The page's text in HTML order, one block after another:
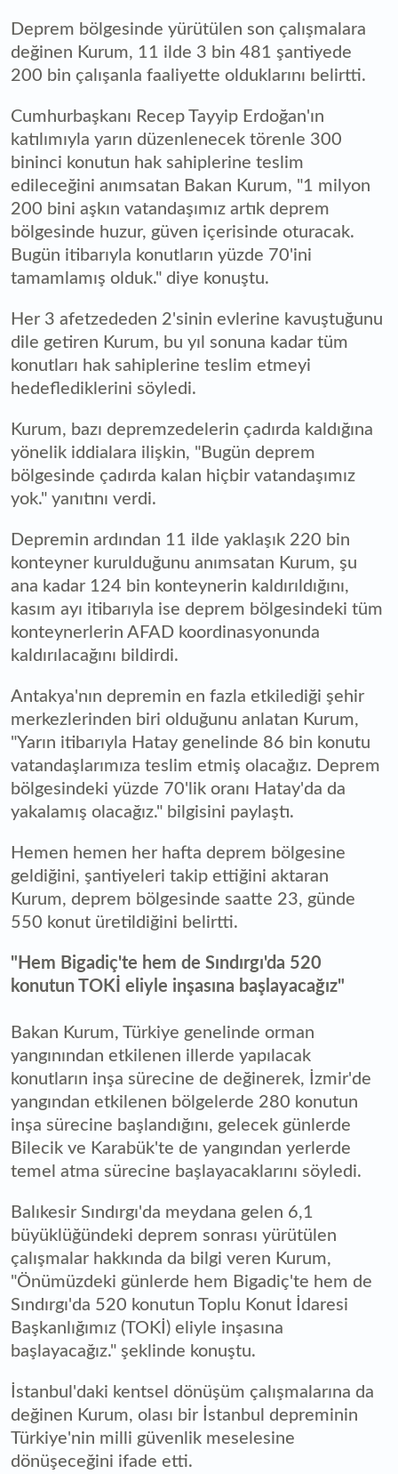
Deprem bölgesinde yürütülen son çalışmalara
değinen Kurum, 11 ilde 3 bin 481 şantiyede
200 bin çalışanla faaliyette olduklarını belirtti.
Cumhurbaşkanı Recep Tayyip Erdoğan'ın
katılımıyla yarın düzenlenecek törenle 300
bininci konutun hak sahiplerine teslim
edileceğini anımsatan Bakan Kurum, "1 milyon
200 bini aşkın vatandaşımız artık deprem
bölgesinde huzur, güven içerisinde oturacak.
Bugün itibarıyla konutların yüzde 70'ini
tamamlamış olduk." diye konuştu.
Her 3 afetzededen 2'sinin evlerine kavuştuğunu
dile getiren Kurum, bu yıl sonuna kadar tüm
konutları hak sahiplerine teslim etmeyi
hedeflediklerini söyledi.
Kurum, bazı depremzedelerin çadırda kaldığına
yönelik iddialara ilişkin, "Bugün deprem
bölgesinde çadırda kalan hiçbir vatandaşımız
yok." yanıtını verdi.
Depremin ardından 11 ilde yaklaşık 220 bin
konteyner kurulduğunu anımsatan Kurum, şu
ana kadar 124 bin konteynerin kaldırıldığını,
kasım ayı itibarıyla ise deprem bölgesindeki tüm
konteynerlerin AFAD koordinasyonunda
kaldırılacağını bildirdi.
Antakya'nın depremin en fazla etkilediği şehir
merkezlerinden biri olduğunu anlatan Kurum,
"Yarın itibarıyla Hatay genelinde 86 bin konutu
vatandaşlarımıza teslim etmiş olacağız. Deprem
bölgesindeki yüzde 70'lik oranı Hatay'da da
yakalamış olacağız." bilgisini paylaştı.
Hemen hemen her hafta deprem bölgesine
geldiğini, şantiyeleri takip ettiğini aktaran
Kurum, deprem bölgesinde saatte 23, günde
550 konut üretildiğini belirtti.
"Hem Bigadiç'te hem de Sındırgı'da 520
konutun TOKİ eliyle inşasına başlayacağız"
Bakan Kurum, Türkiye genelinde orman
yangınından etkilenen illerde yapılacak
konutların inşa sürecine de değinerek, İzmir'de
yangından etkilenen bölgelerde 280 konutun
inşa sürecine başlandığını, gelecek günlerde
Bilecik ve Karabük'te de yangından yerlerde
temel atma sürecine başlayacaklarını söyledi.
Balıkesir Sındırgı'da meydana gelen 6,1
büyüklüğündeki deprem sonrası yürütülen
çalışmalar hakkında da bilgi veren Kurum,
"Önümüzdeki günlerde hem Bigadiç'te hem de
Sındırgı'da 520 konutun Toplu Konut İdaresi
Başkanlığımız (TOKİ) eliyle inşasına
başlayacağız." şeklinde konuştu.
İstanbul'daki kentsel dönüşüm çalışmalarına da
değinen Kurum, olası bir İstanbul depreminin
Türkiye'nin milli güvenlik meselesine
dönüşeceğini ifade etti.